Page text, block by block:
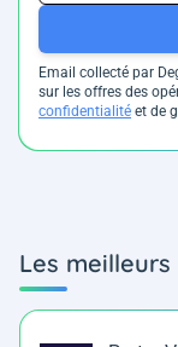
Email collecté par
sur les offres des
confidentialité et de
Les meilleurs